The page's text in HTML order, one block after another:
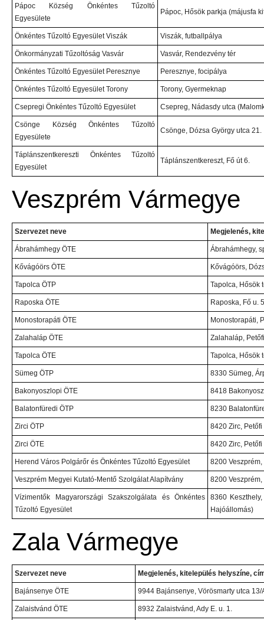
Pápoc Község Önkéntes Tűzoltó
Egyesülete
Pápoc, Hősök parkja (májusfa
Önkéntes Tűzoltó Egyesület Viszák Viszák, futballpálya
Önkormányzati Tűzoltóság Vasvár Vasvár, Rendezvény tér
Önkéntes Tűzoltó Egyesület Peresznye Peresznye, focipálya
Önkéntes Tűzoltó Egyesület Torony Torony, Gyermeknap
Csepregi Önkéntes Tűzoltó Egyesület Csepreg, Nádasdy utca
Csönge Község Önkéntes Tűzoltó
Egyesülete
Csönge, Dózsa György utca 21.
Táplánszentkereszti Önkéntes Tűzoltó
Egyesület
Táplánszentkereszt, Fő út 6.
Veszprém Vármegye
Szervezet neve Megjelenés,
Ábrahámhegy ÖTE Ábrahámhegy,
Kővágóörs ÖTE Kővágóörs,
Tapolca ÖTP Tapolca, Hősök
Raposka ÖTE Raposka, Fő u.
Monostorapáti ÖTE Monostorapáti,
Zalahaláp ÖTE Zalahaláp,
Tapolca ÖTE Tapolca, Hősök
Sümeg ÖTP 8330 Sümeg,
Bakonyoszlopi ÖTE 8418
Balatonfüredi ÖTP 8230
Zirci ÖTP 8420 Zirc,
Zirci ÖTE 8420 Zirc,
Herend Város Polgárőr és Önkéntes Tűzoltó Egyesület 8200
Veszprém Megyei Kutató-Mentő Szolgálat Alapítvány 8200
Vízimentők Magyarországi Szakszolgálata és Önkéntes
Tűzoltó Egyesület
8360
Hajóállomás)
Zala Vármegye
Szervezet neve Megjelenés, kitelepülés helyszíne,
Bajánsenye ÖTE 9944 Bajánsenye, Vörösmarty utca 13/
Zalaistvánd ÖTE 8932 Zalaistvánd, Ady E. u. 1.